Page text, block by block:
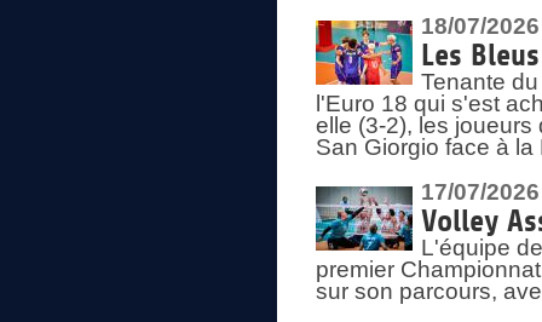
18/07/2026
Les
Tenante
l'Euro 18 qui s'est
elle (3-2), les
San Giorgio face à la
17/07/2026
Volley
L'équipe
premier
sur son parcours,